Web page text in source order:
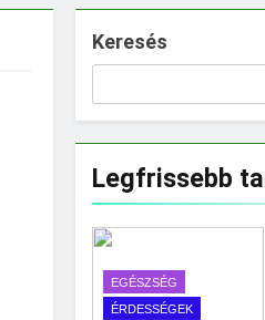
Keresés
Legfrissebb
EGÉSZSÉG
ÉRDESSÉGEK